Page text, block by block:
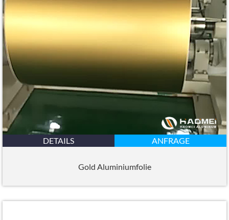
DETAILS ANFRAGE
Gold Aluminiumfolie